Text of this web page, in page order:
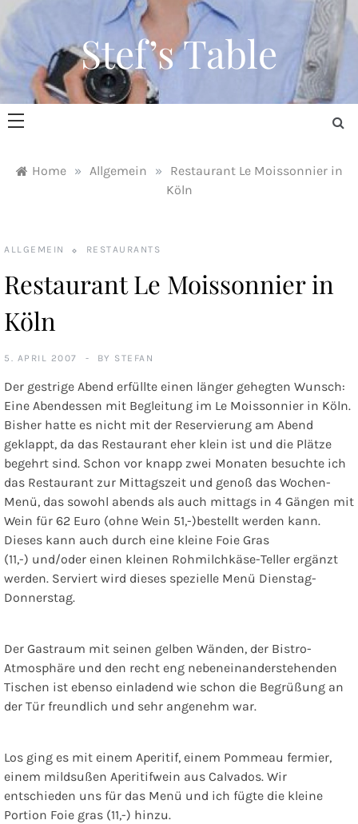
Skip
content
Stef’s Table
Home » Allgemein »
Restaurant Le Moissonnier in
Köln
ALLGEMEIN RESTAURANTS
Restaurant Le Moissonnier in
Köln
5. APRIL 2007 BY STEFAN
Der gestrige Abend erfüllte einen länger gehegten Wunsch:
Eine Abendessen mit Begleitung im Le Moissonnier in Köln.
Bisher hatte es nicht mit der Reservierung am Abend
geklappt, da das Restaurant eher klein ist und die Plätze
begehrt sind. Schon vor knapp zwei Monaten besuchte ich
das Restaurant zur Mittagszeit und genoß das Wochen-
Menü, das sowohl abends als auch mittags in 4 Gängen mit
Wein für 62 Euro (ohne Wein 51,-)bestellt werden kann.
Dieses kann auch durch eine kleine Foie Gras
(11,-) und/oder einen kleinen Rohmilchkäse-Teller ergänzt
werden. Serviert wird dieses spezielle Menü Dienstag-
Donnerstag.
Der Gastraum mit seinen gelben Wänden, der Bistro-
Atmosphäre und den recht eng nebeneinanderstehenden
Tischen ist ebenso einladend wie schon die Begrüßung an
der Tür freundlich und sehr angenehm war.
Los ging es mit einem Aperitif, einem Pommeau fermier,
einem mildsußen Aperitifwein aus Calvados. Wir
entschieden uns für das Menü und ich fügte die kleine
Portion Foie gras (11,-) hinzu.